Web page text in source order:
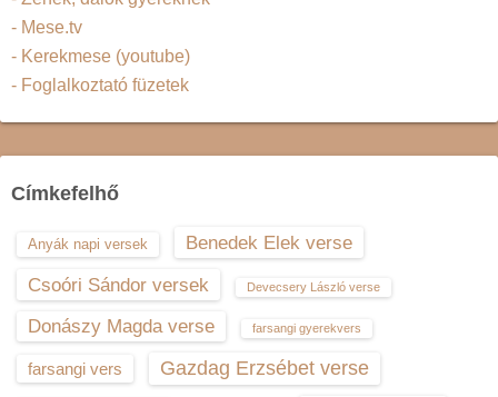
- Mese.tv
- Kerekmese (youtube)
- Foglalkoztató füzetek
Címkefelhő
Anyák napi versek
Benedek Elek verse
Csoóri Sándor versek
Devecsery László verse
Donászy Magda verse farsangi gyerekvers
farsangi vers Gazdag Erzsébet verse